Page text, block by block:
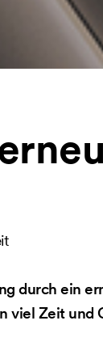
durch ein
viel Zeit und